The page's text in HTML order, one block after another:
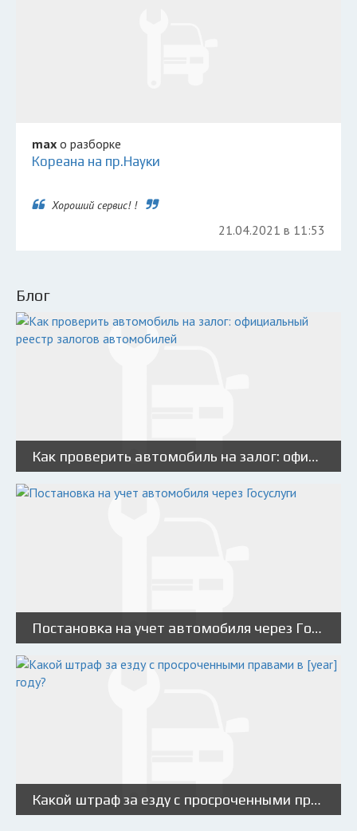
max о разборке
Кореана на пр.Науки
Хороший сервис! !
21.04.2021 в 11:53
Блог
Как проверить автомобиль на залог: официальный реестр залогов автомобилей
Постановка на учет автомобиля через Госуслуги
Какой штраф за езду с просроченными правами в [year] году?